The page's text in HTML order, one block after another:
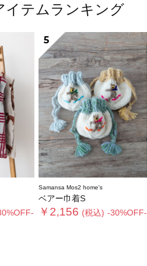
イテムランキング
5
Samansa Mos2 home's
ベアー巾着S
￥2,156 (税込) -30%OFF-